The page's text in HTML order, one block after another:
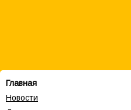
Главная
Новости